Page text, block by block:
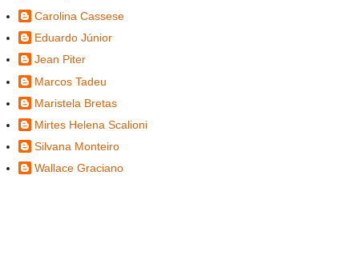
Carolina Cassese
Eduardo Júnior
Jean Piter
Marcos Tadeu
Maristela Bretas
Mirtes Helena Scalioni
Silvana Monteiro
Wallace Graciano